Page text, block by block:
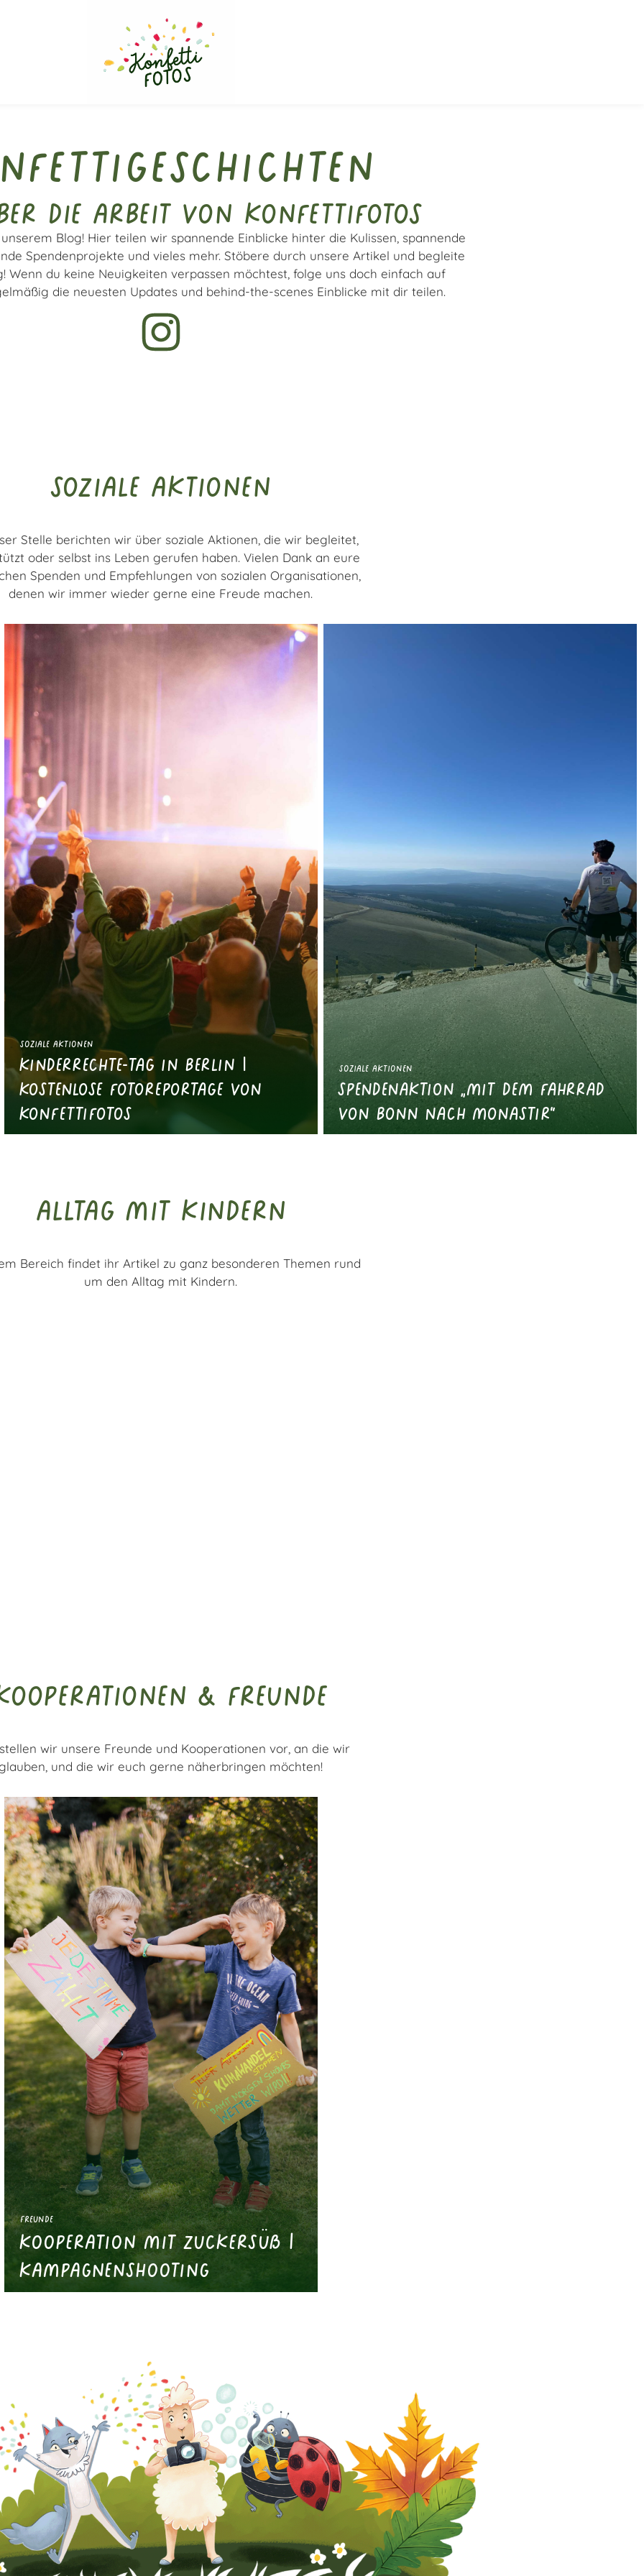
die Arbeit von Konfettifotos
Blog! Hier teilen wir spannende Einblicke hinter die Kulissen, spannende
Spendenprojekte und vieles mehr. Stöbere durch unsere Artikel und begleite
Wenn du keine Neuigkeiten verpassen möchtest, folge uns doch einfach auf
die neuesten Updates und behind-the-scenes Einblicke mit dir teilen.
soziale aktionen
Stelle berichten wir über soziale Aktionen, die wir begleitet,
oder selbst ins Leben gerufen haben. Vielen Dank an eure
Spenden und Empfehlungen von sozialen Organisationen,
denen wir immer wieder gerne eine Freude machen.
Soziale Aktionen
Kinderrechte-Tag in Berlin |
kostenlose Fotoreportage von
Konfettifotos
Soziale Aktionen
Spendenaktion „mit dem Fahrrad
von Bonn nach Monastir“
alltag mit kindern
Bereich findet ihr Artikel zu ganz besonderen Themen rund
um den Alltag mit Kindern.
& freunde
wir unsere Freunde und Kooperationen vor, an die wir
und die wir euch gerne näherbringen möchten!
Freunde
Kooperation mit Zuckersüß |
Kampagnenshooting